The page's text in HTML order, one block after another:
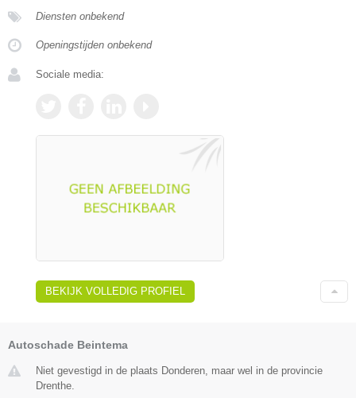
Diensten onbekend
Openingstijden onbekend
Sociale media:
BEKIJK VOLLEDIG PROFIEL
Autoschade Beintema
Niet gevestigd in de plaats Donderen, maar wel in de provincie
Drenthe.